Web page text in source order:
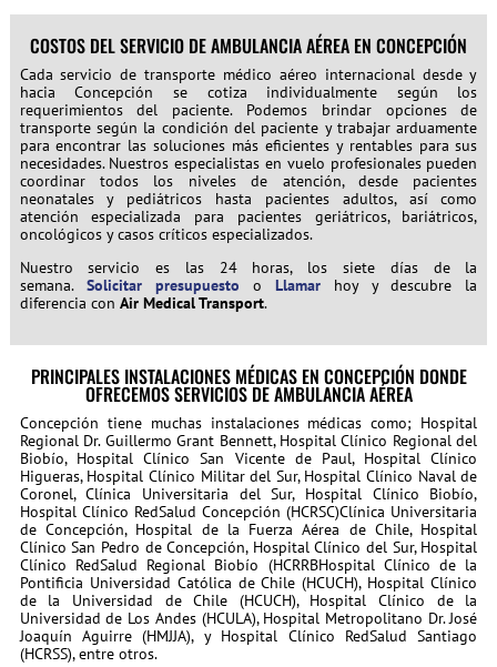
COSTOS DEL SERVICIO DE AMBULANCIA AÉREA EN CONCEPCIÓN
Cada servicio de transporte médico aéreo internacional desde y
hacia Concepción se cotiza individualmente según los
requerimientos del paciente. Podemos brindar opciones de
transporte según la condición del paciente y trabajar arduamente
para encontrar las soluciones más eficientes y rentables para sus
necesidades. Nuestros especialistas en vuelo profesionales pueden
coordinar todos los niveles de atención, desde pacientes
neonatales y pediátricos hasta pacientes adultos, así como
atención especializada para pacientes geriátricos, bariátricos,
oncológicos y casos críticos especializados.
Nuestro servicio es las 24 horas, los siete días de la
semana. Solicitar presupuesto o Llamarhoy y descubre la
diferencia con Air Medical Transport.
PRINCIPALES INSTALACIONES MÉDICAS EN CONCEPCIÓN DONDE
OFRECEMOS SERVICIOS DE AMBULANCIA AÉREA
Concepción tiene muchas instalaciones médicas como; Hospital
Regional Dr. Guillermo Grant Bennett, Hospital Clínico Regional del
Biobío, Hospital Clínico San Vicente de Paul, Hospital Clínico
Higueras, Hospital Clínico Militar del Sur, Hospital Clínico Naval de
Coronel, Clínica Universitaria del Sur, Hospital Clínico Biobío,
Hospital Clínico RedSalud Concepción (HCRSC)Clínica Universitaria
de Concepción, Hospital de la Fuerza Aérea de Chile, Hospital
Clínico San Pedro de Concepción, Hospital Clínico del Sur, Hospital
Clínico RedSalud Regional Biobío (HCRRBHospital Clínico de la
Pontificia Universidad Católica de Chile (HCUCH), Hospital Clínico
de la Universidad de Chile (HCUCH), Hospital Clínico de la
Universidad de Los Andes (HCULA), Hospital Metropolitano Dr. José
Joaquín Aguirre (HMJJA), y Hospital Clínico RedSalud Santiago
(HCRSS), entre otros.